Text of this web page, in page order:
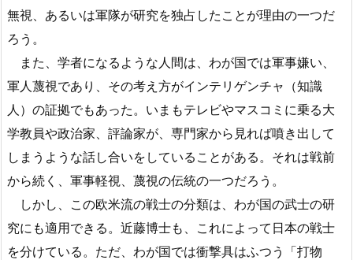
無視、あるいは軍隊が研究を独占したことが理由の一つだ
ろう。
また、学者になるような人間は、わが国では軍事嫌い、
軍人蔑視であり、その考え方がインテリゲンチャ（知識
人）の証拠でもあった。いまもテレビやマスコミに乗る大
学教員や政治家、評論家が、専門家から見れば噴き出して
しまうような話し合いをしていることがある。それは戦前
から続く、軍事軽視、蔑視の伝統の一つだろう。
しかし、この欧米流の戦士の分類は、わが国の武士の研
究にも適用できる。近藤博士も、これによって日本の戦士
を分けている。ただ、わが国では衝撃具はふつう「打物